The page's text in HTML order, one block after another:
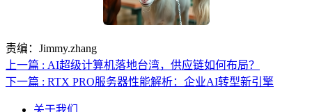
责编：Jimmy.zhang
上一篇 : AI超级计算机落地台湾，供应链如何布局？
下一篇 : RTX PRO服务器性能解析：企业AI转型新引擎
关于我们